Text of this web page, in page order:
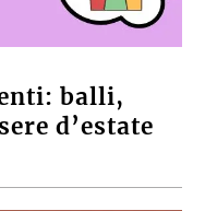
balli,
d’estate